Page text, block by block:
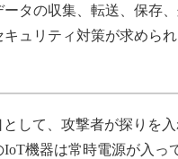
タの収集、転送、保存
ュリティ対策が求められ
して、攻撃者が探りを入
機器は常時電源が入っ